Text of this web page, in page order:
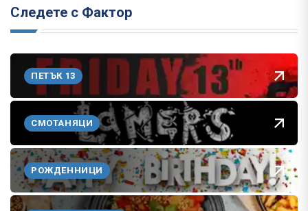
Следете с Фактор
ПЕТЪК 13
СМОТАНЯЦИ
РОЖДЕННИЦИ